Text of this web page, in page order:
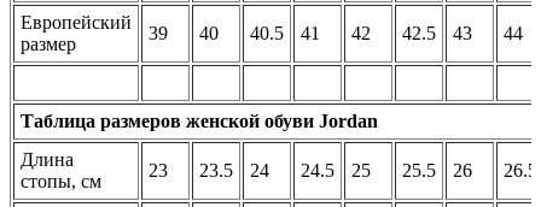
Европейский
размер
39 40 40.5 41 42 42.5 43 44
Таблица размеров женской обуви Jordan
Длина
стопы, см
23 23.5 24 24.5 25 25.5 26 26.5